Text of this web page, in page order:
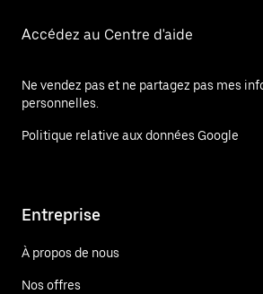
Accédez au Centre d'aide
Ne vendez pas et ne partagez pas mes
personnelles.
Politique relative aux données Google
Entreprise
À propos de nous
Nos offres